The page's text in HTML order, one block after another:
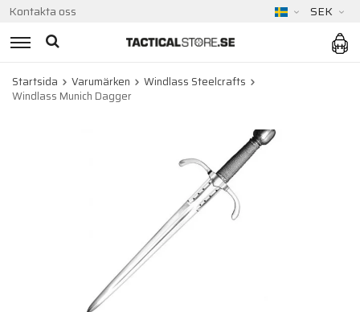
Kontakta oss SEK
Startsida Varumärken
Windlass Steelcrafts
Windlass Munich Dagger